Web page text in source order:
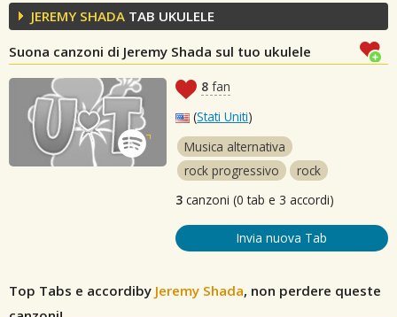
JEREMY SHADA TAB UKULELE
Suona canzoni di Jeremy Shada sul tuo ukulele
8 fan
(Stati Uniti)
Musica alternativa
rock progressivo
rock
3 canzoni (0 tab e 3 accordi)
Invia nuova Tab
Top Tabs e accordiby Jeremy Shada, non perdere queste